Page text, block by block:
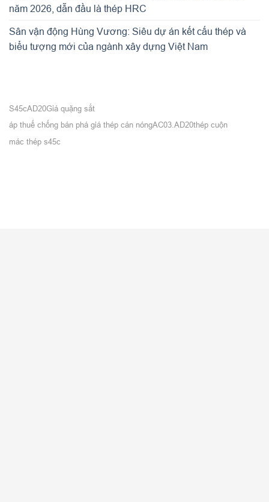
năm 2026, dẫn đầu là thép HRC
Sân vận động Hùng Vương: Siêu dự án kết cấu thép và
biểu tượng mới của ngành xây dựng Việt Nam
S45cAD20Giá quặng sắt
áp thuế chống bán phá giá thép cán nóngAC03.AD20thép cuộn
mác thép s45c